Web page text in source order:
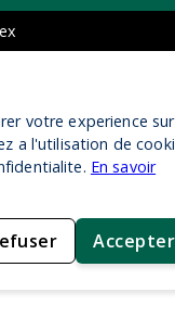
votre experience sur
a l'utilisation de
En savoir
Accepter